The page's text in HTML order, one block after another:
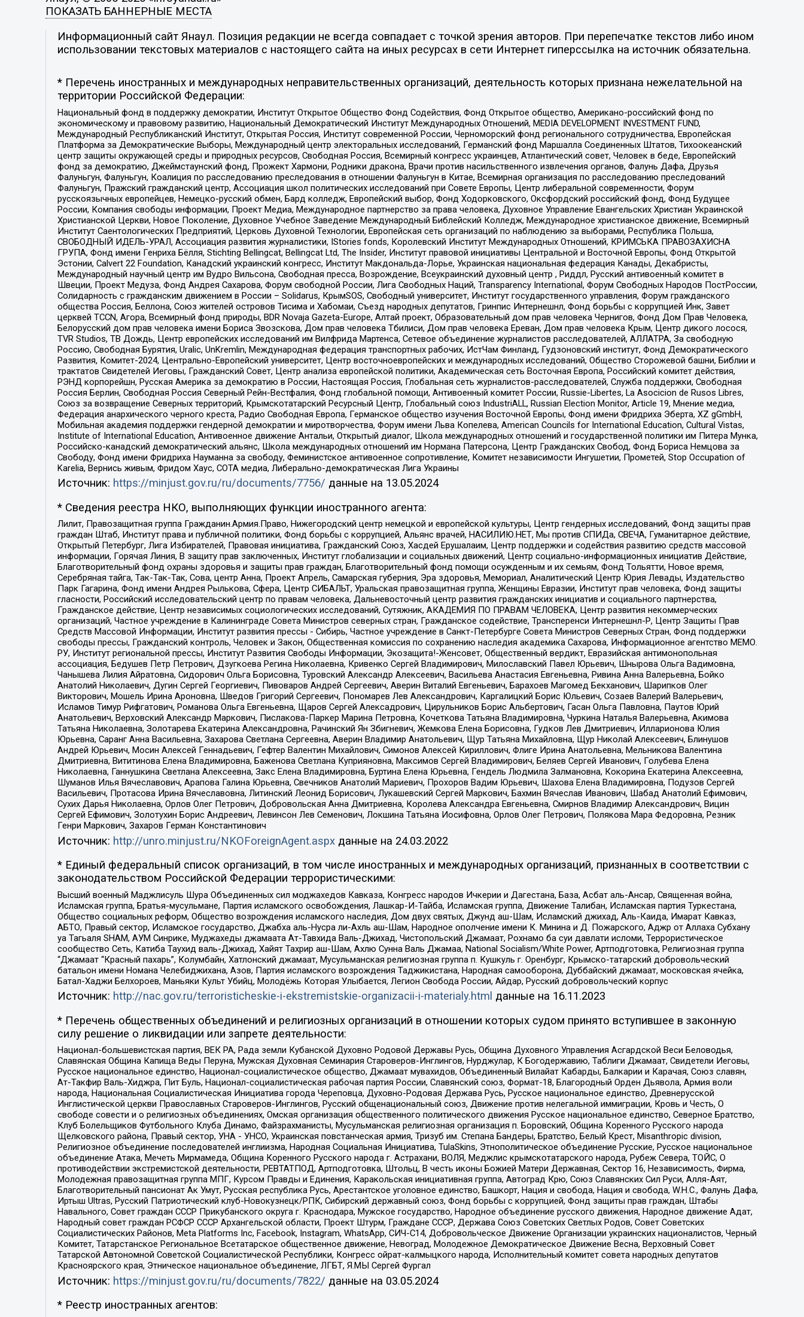
ПОКАЗАТЬ БАННЕРНЫЕ МЕСТА
Информационный сайт Янаул. Позиция редакции не всегда совпадает с точкой зрения авторов. При перепечатке текстов либо ином
использовании текстовых материалов с настоящего сайта на иных ресурсах в сети Интернет гиперссылка на источник обязательна.
* Перечень иностранных и международных неправительственных организаций, деятельность которых признана нежелательной на
территории Российской Федерации:
Национальный фонд в поддержку демократии, Институт Открытое Общество Фонд Содействия, Фонд Открытое общество, Американо-российский фонд по
экономическому и правовому развитию, Национальный Демократический Институт Международных Отношений, MEDIA DEVELOPMENT INVESTMENT FUND,
Международный Республиканский Институт, Открытая Россия, Институт современной России, Черноморский фонд регионального сотрудничества, Европейская
Платформа за Демократические Выборы, Международный центр электоральных исследований, Германский фонд Маршалла Соединенных Штатов, Тихоокеанский
центр защиты окружающей среды и природных ресурсов, Свободная Россия, Всемирный конгресс украинцев, Атлантический совет, Человек в беде, Европейский
фонд за демократию, Джеймстаунский фонд, Прожект Хармони, Родники дракона, Врачи против насильственного извлечения органов, Фалунь Дафа, Друзья
Фалуньгун, Фалуньгун, Коалиция по расследованию преследования в отношении Фалуньгун в Китае, Всемирная организация по расследованию преследований
Фалуньгун, Пражский гражданский центр, Ассоциация школ политических исследований при Совете Европы, Центр либеральной современности, Форум
русскоязычных европейцев, Немецко-русский обмен, Бард колледж, Европейский выбор, Фонд Ходорковского, Оксфордский российский фонд, Фонд Будущее
России, Компания свободы информации, Проект Медиа, Международное партнерство за права человека, Духовное Управление Евангельских Христиан Украинской
Христианской Церкви, Новое Поколение, Духовное Учебное Заведение Международный Библейский Колледж, Международное христианское движение, Всемирный
Институт Саентологических Предприятий, Церковь Духовной Технологии, Европейская сеть организаций по наблюдению за выборами, Республика Польша,
СВОБОДНЫЙ ИДЕЛЬ-УРАЛ, Ассоциация развития журналистики, IStories fonds, Королевский Институт Международных Отношений, КРИМСЬКА ПРАВОЗАХИСНА
ГРУПА, Фонд имени Генриха Бёлля, Stichting Bellingcat, Bellingcat Ltd, The Insider, Институт правовой инициативы Центральной и Восточной Европы, Фонд Открытой
Эстонии, Calvert 22 Foundation, Канадский украинский конгресс, Институт Макдональда-Лорье, Украинская национальная федерация Канады, Декабристы,
Международный научный центр им Вудро Вильсона, Свободная пресса, Возрождение, Всеукраинский духовный центр , Риддл, Русский антивоенный комитет в
Швеции, Проект Медуза, Фонд Андрея Сахарова, Форум свободной России, Лига Свободных Наций, Transparеncy International, Форум Свободных Народов ПостРоссии,
Солидарность с гражданским движением в России – Solidarus, КрымSOS, Свободный университет, Институт государственного управления, Форум гражданского
общества Россия, Беллона, Союз жителей островов Тисима и Хабомаи, Съезд народных депутатов, Гринпис Интернешнл, Фонд борьбы с коррупцией Инк, Завет
церквей TCCN, Агора, Всемирный фонд природы, BDR Novaja Gazeta-Europe, Алтай проект, Образовательный дом прав человека Чернигов, Фонд Дом Прав Человека,
Белорусский дом прав человека имени Бориса Звозскова, Дом прав человека Тбилиси, Дом прав человека Ереван, Дом прав человека Крым, Центр дикого лосося,
TVR Studios, ТВ Дождь, Центр европейских исследований им Вилфрида Мартенса, Сетевое объединение журналистов расследователей, АЛЛАТРА, За свободную
Россию, Свободная Бурятия, Uralic, UnKremlin, Международная федерация транспортных рабочих, ИстЧам Финланд, Гудзоновский институт, Фонд Демократического
Развития, Комитет-2024, Центрально-Европейский университет, Центр восточноевропейских и международных исследований, Общество Сторожевой башни, Библии и
трактатов Свидетелей Иеговы, Гражданский Совет, Центр анализа европейской политики, Академическая сеть Восточная Европа, Российский комитет действия,
РЭНД корпорейшн, Русская Америка за демократию в России, Настоящая Россия, Глобальная сеть журналистов-расследователей, Служба поддержки, Свободная
Россия Берлин, Свободная Россия Северный Рейн-Вестфалия, Фонд глобальной помощи, Антивоенный комитет России, Russie-Libertes, La Asocicion de Rusos Libres,
Союз за возвращение Северных территорий, Крымскотатарский Ресурсный Центр, Глобальный союз IndustriALL, Russian Election Monitor, Article 19, Мнение медиа,
Федерация анархического черного креста, Радио Свободная Европа, Германское общество изучения Восточной Европы, Фонд имени Фридриха Эберта, XZ gGmbH,
Мобильная академия поддержки гендерной демократии и миротворчества, Форум имени Льва Копелева, American Councils for International Education, Cultural Vistas,
Institute of International Education, Антивоенное движение Антальи, Открытый диалог, Школа международных отношений и государственной политики им Питера Мунка,
Российско-канадский демократический альянс, Школа международных отношений им Нормана Патерсона, Центр Гражданских Свобод, Фонд Бориса Немцова за
Свободу, Фонд имени Фридриха Науманна за свободу, Феминистское антивоенное сопротивление, Комитет независимости Ингушетии, Прометей, Stop Occupation of
Karelia, Вернись живым, Фридом Хаус, СОТА медиа, Либерально-демократическая Лига Украины
Источник: https://minjust.gov.ru/ru/documents/7756/ данные на 13.05.2024
* Сведения реестра НКО, выполняющих функции иностранного агента:
Лилит, Правозащитная группа Гражданин.Армия.Право, Нижегородский центр немецкой и европейской культуры, Центр гендерных исследований, Фонд защиты прав
граждан Штаб, Институт права и публичной политики, Фонд борьбы с коррупцией, Альянс врачей, НАСИЛИЮ.НЕТ, Мы против СПИДа, СВЕЧА, Гуманитарное действие,
Открытый Петербург, Лига Избирателей, Правовая инициатива, Гражданский Союз, Хасдей Ерушалаим, Центр поддержки и содействия развитию средств массовой
информации, Горячая Линия, В защиту прав заключенных, Институт глобализации и социальных движений, Центр социально-информационных инициатив Действие,
Благотворительный фонд охраны здоровья и защиты прав граждан, Благотворительный фонд помощи осужденным и их семьям, Фонд Тольятти, Новое время,
Серебряная тайга, Так-Так-Так, Сова, центр Анна, Проект Апрель, Самарская губерния, Эра здоровья, Мемориал, Аналитический Центр Юрия Левады, Издательство
Парк Гагарина, Фонд имени Андрея Рылькова, Сфера, Центр СИБАЛЬТ, Уральская правозащитная группа, Женщины Евразии, Институт прав человека, Фонд защиты
гласности, Российский исследовательский центр по правам человека, Дальневосточный центр развития гражданских инициатив и социального партнерства,
Гражданское действие, Центр независимых социологических исследований, Сутяжник, АКАДЕМИЯ ПО ПРАВАМ ЧЕЛОВЕКА, Центр развития некоммерческих
организаций, Частное учреждение в Калининграде Совета Министров северных стран, Гражданское содействие, Трансперенси Интернешнл-Р, Центр Защиты Прав
Средств Массовой Информации, Институт развития прессы - Сибирь, Частное учреждение в Санкт-Петербурге Совета Министров Северных Стран, Фонд поддержки
свободы прессы, Гражданский контроль, Человек и Закон, Общественная комиссия по сохранению наследия академика Сахарова, Информационное агентство МЕМО.
РУ, Институт региональной прессы, Институт Развития Свободы Информации, Экозащита!-Женсовет, Общественный вердикт, Евразийская антимонопольная
ассоциация, Бедушев Петр Петрович, Дзугкоева Регина Николаевна, Кривенко Сергей Владимирович, Милославский Павел Юрьевич, Шнырова Ольга Вадимовна,
Чанышева Лилия Айратовна, Сидорович Ольга Борисовна, Туровский Александр Алексеевич, Васильева Анастасия Евгеньевна, Ривина Анна Валерьевна, Бойко
Анатолий Николаевич, Дугин Сергей Георгиевич, Пивоваров Андрей Сергеевич, Аверин Виталий Евгеньевич, Барахоев Магомед Бекханович, Шарипков Олег
Викторович, Мошель Ирина Ароновна, Шведов Григорий Сергеевич, Пономарев Лев Александрович, Каргалицкий Борис Юльевич, Созаев Валерий Валерьевич,
Исламов Тимур Рифгатович, Романова Ольга Евгеньевна, Щаров Сергей Алексадрович, Цирульников Борис Альбертович, Гасан Ольга Павловна, Паутов Юрий
Анатольевич, Верховский Александр Маркович, Пислакова-Паркер Марина Петровна, Кочеткова Татьяна Владимировна, Чуркина Наталья Валерьевна, Акимова
Татьяна Николаевна, Золотарева Екатерина Александровна, Рачинский Ян Збигневич, Жемкова Елена Борисовна, Гудков Лев Дмитриевич, Илларионова Юлия
Юрьевна, Саранг Анна Васильевна, Захарова Светлана Сергеевна, Аверин Владимир Анатольевич, Щур Татьяна Михайловна, Щур Николай Алексеевич, Блинушов
Андрей Юрьевич, Мосин Алексей Геннадьевич, Гефтер Валентин Михайлович, Симонов Алексей Кириллович, Флиге Ирина Анатольевна, Мельникова Валентина
Дмитриевна, Вититинова Елена Владимировна, Баженова Светлана Куприяновна, Максимов Сергей Владимирович, Беляев Сергей Иванович, Голубева Елена
Николаевна, Ганнушкина Светлана Алексеевна, Закс Елена Владимировна, Буртина Елена Юрьевна, Гендель Людмила Залмановна, Кокорина Екатерина Алексеевна,
Шуманов Илья Вячеславович, Арапова Галина Юрьевна, Свечников Анатолий Мариевич, Прохоров Вадим Юрьевич, Шахова Елена Владимировна, Подузов Сергей
Васильевич, Протасова Ирина Вячеславовна, Литинский Леонид Борисович, Лукашевский Сергей Маркович, Бахмин Вячеслав Иванович, Шабад Анатолий Ефимович,
Сухих Дарья Николаевна, Орлов Олег Петрович, Добровольская Анна Дмитриевна, Королева Александра Евгеньевна, Смирнов Владимир Александрович, Вицин
Сергей Ефимович, Золотухин Борис Андреевич, Левинсон Лев Семенович, Локшина Татьяна Иосифовна, Орлов Олег Петрович, Полякова Мара Федоровна, Резник
Генри Маркович, Захаров Герман Константинович
Источник: http://unro.minjust.ru/NKOForeignAgent.aspxданные на 24.03.2022
* Единый федеральный список организаций, в том числе иностранных и международных организаций, признанных в соответствии с
законодательством Российской Федерации террористическими:
Высший военный Маджлисуль Шура Объединенных сил моджахедов Кавказа, Конгресс народов Ичкерии и Дагестана, База, Асбат аль-Ансар, Священная война,
Исламская группа, Братья-мусульмане, Партия исламского освобождения, Лашкар-И-Тайба, Исламская группа, Движение Талибан, Исламская партия Туркестана,
Общество социальных реформ, Общество возрождения исламского наследия, Дом двух святых, Джунд аш-Шам, Исламский джихад, Аль-Каида, Имарат Кавказ,
АБТО, Правый сектор, Исламское государство, Джабха аль-Нусра ли-Ахль аш-Шам, Народное ополчение имени К. Минина и Д. Пожарского, Аджр от Аллаха Субхану
уа Тагьаля SHAM, АУМ Синрике, Муджахеды джамаата Ат-Тавхида Валь-Джихад, Чистопольский Джамаат, Рохнамо ба суи давлати исломи, Террористическое
сообщество Сеть, Катиба Таухид валь-Джихад, Хайят Тахрир аш-Шам, Ахлю Сунна Валь Джамаа, National Socialism/White Power, Артподготовка, Религиозная группа
“Джамаат “Красный пахарь”, Колумбайн, Хатлонский джамаат, Мусульманская религиозная группа п. Кушкуль г. Оренбург, Крымско-татарский добровольческий
батальон имени Номана Челебиджихана, Азов, Партия исламского возрождения Таджикистана, Народная самооборона, Дуббайский джамаат, московская ячейка,
Батал-Хаджи Белхороев, Маньяки Культ Убийц, Молодёжь Которая Улыбается, Легион Свобода России, Айдар, Русский добровольческий корпус
Источник: http://nac.gov.ru/terroristicheskie-i-ekstremistskie-organizacii-i-materialy.html данные на 16.11.2023
* Перечень общественных объединений и религиозных организаций в отношении которых судом принято вступившее в законную
силу решение о ликвидации или запрете деятельности:
Национал-большевистская партия, ВЕК РА, Рада земли Кубанской Духовно Родовой Державы Русь, Община Духовного Управления Асгардской Веси Беловодья,
Славянская Община Капища Веды Перуна, Мужская Духовная Семинария Староверов-Инглингов, Нурджулар, К Богодержавию, Таблиги Джамаат, Свидетели Иеговы,
Русское национальное единство, Национал-социалистическое общество, Джамаат мувахидов, Объединенный Вилайат Кабарды, Балкарии и Карачая, Союз славян,
Ат-Такфир Валь-Хиджра, Пит Буль, Национал-социалистическая рабочая партия России, Славянский союз, Формат-18, Благородный Орден Дьявола, Армия воли
народа, Национальная Социалистическая Инициатива города Череповца, Духовно-Родовая Держава Русь, Русское национальное единство, Древнерусской
Инглистической церкви Православных Староверов-Инглингов, Русский общенациональный союз, Движение против нелегальной иммиграции, Кровь и Честь, О
свободе совести и о религиозных объединениях, Омская организация общественного политического движения Русское национальное единство, Северное Братство,
Клуб Болельщиков Футбольного Клуба Динамо, Файзрахманисты, Мусульманская религиозная организация п. Боровский, Община Коренного Русского народа
Щелковского района, Правый сектор, УНА - УНСО, Украинская повстанческая армия, Тризуб им. Степана Бандеры, Братство, Белый Крест, Misanthropic division,
Религиозное объединение последователей инглиизма, Народная Социальная Инициатива, TulaSkins, Этнополитическое объединение Русские, Русское национальное
объединение Атака, Мечеть Мирмамеда, Община Коренного Русского народа г. Астрахани, ВОЛЯ, Меджлис крымскотатарского народа, Рубеж Севера, ТОЙС, О
противодействии экстремистской деятельности, РЕВТАТПОД, Артподготовка, Штольц, В честь иконы Божией Матери Державная, Сектор 16, Независимость, Фирма,
Молодежная правозащитная группа МПГ, Курсом Правды и Единения, Каракольская инициативная группа, Автоград Крю, Союз Славянских Сил Руси, Алля-Аят,
Благотворительный пансионат Ак Умут, Русская республика Русь, Арестантское уголовное единство, Башкорт, Нация и свобода, Нация и свобода, W.H.С., Фалунь Дафа,
Иртыш Ultras, Русский Патриотический клуб-Новокузнецк/РПК, Сибирский державный союз, Фонд борьбы с коррупцией, Фонд защиты прав граждан, Штабы
Навального, Совет граждан СССР Прикубанского округа г. Краснодара, Мужское государство, Народное объединение русского движения, Народное движение Адат,
Народный совет граждан РСФСР СССР Архангельской области, Проект Штурм, Граждане СССР, Держава Союз Советских Светлых Родов, Совет Советских
Социалистических Районов, Meta Platforms Inc, Facebook, Instagram, WhatsApp, СИЧ-С14, Добровольческое Движение Организации украинских националистов, Черный
Комитет, Татарстанское Региональное Всетатарское общественное движение, Невоград, Молодежное Демократическое Движение Весна, Верховный Совет
Татарской Автономной Советской Социалистической Республики, Конгресс ойрат-калмыцкого народа, Исполнительный комитет совета народных депутатов
Красноярского края, Этническое национальное объединение, ЛГБТ, Я.МЫ Сергей Фургал
Источник: https://minjust.gov.ru/ru/documents/7822/ данные на 03.05.2024
* Реестр иностранных агентов: